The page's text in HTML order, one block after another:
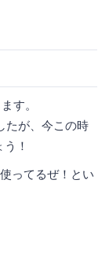
す。
たが、今この時
！
ってるぜ！とい